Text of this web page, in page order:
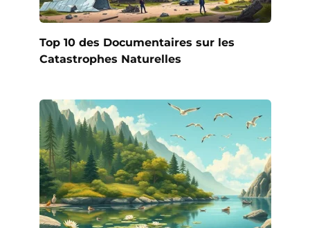
Top 10 des Documentaires sur les
Catastrophes Naturelles